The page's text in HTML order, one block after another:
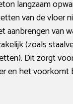
langzaam
van de vloer
aanbrengen van
(zoals
Dit zorgt
en het voorkomt